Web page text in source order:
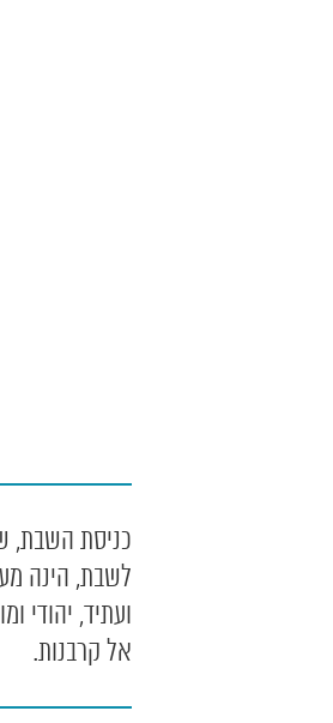
כניסת השבת,
לשבת, הינה
ועתיד, יהודי
אל קרבנות.